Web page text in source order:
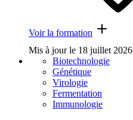
Voir la formation
Mis à jour le 18 juillet 2026
Biotechnologie
Génétique
Virologie
Fermentation
Immunologie